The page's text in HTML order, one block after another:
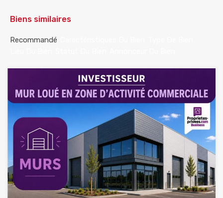
Biens similaires
Recommandé